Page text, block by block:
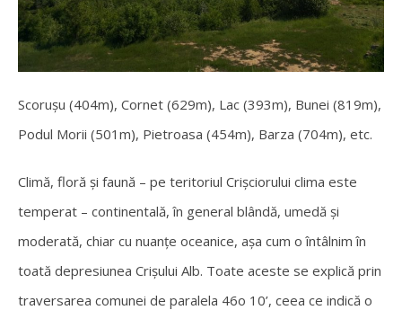
Scorușu (404m), Cornet (629m), Lac (393m), Bunei (819m),
Podul Morii (501m), Pietroasa (454m), Barza (704m), etc.
Climă, floră și faună – pe teritoriul Crișciorului clima este
temperat – continentală, în general blândă, umedă și
moderată, chiar cu nuanțe oceanice, așa cum o întâlnim în
toată depresiunea Crișului Alb. Toate aceste se explică prin
traversarea comunei de paralela 46o 10’, ceea ce indică o